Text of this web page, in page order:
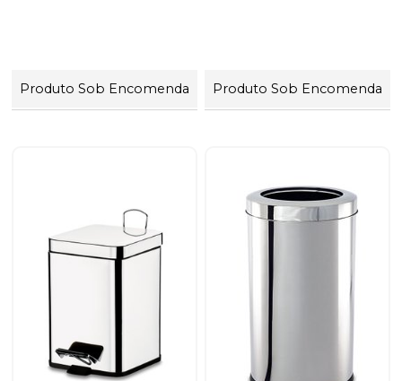
Produto Sob Encomenda Produto Sob Encomenda